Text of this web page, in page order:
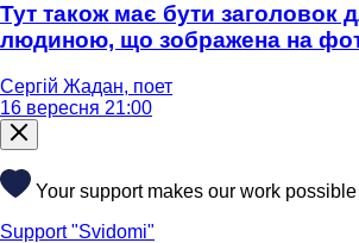
Тут також має бути заголовок
людиною, що зображена на
Сергій Жадан, поет
16 вересня 21:00
Your support makes our work possible
Support "Svidomi"